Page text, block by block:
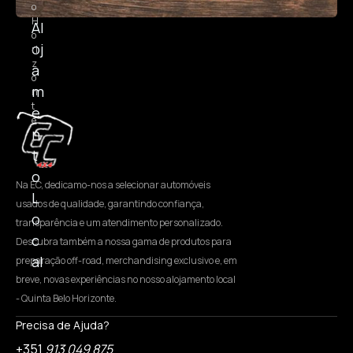
Al
oj
a
m
e
n
t
o
L
o
c
al
o
H
o
ri
z
o
n
t
e
Na EC, dedicamo-nos a selecionar automóveis
usados de qualidade, garantindo confiança,
transparência e um atendimento personalizado.
Descubra também a nossa gama de produtos para
preparação off-road, merchandising exclusivo e, em
breve, novas experiências no nosso alojamento local
- Quinta Belo Horizonte.
Precisa de Ajuda?
+351 913 049 875